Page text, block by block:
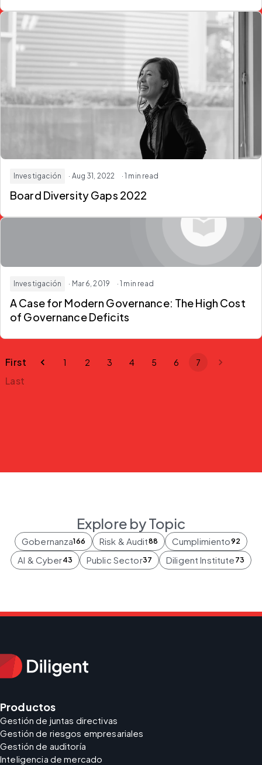
Investigación · Aug 31, 2022 · 1 min read
Board Diversity Gaps 2022
Investigación · Mar 6, 2019 · 1 min read
A Case for Modern Governance: The High Cost
of Governance Deficits
First 1 2 3 4 5 6 7
Last
Explore by Topic
Gobernanza166 Risk & Audit88 Cumplimiento92
AI & Cyber43 Public Sector37 Diligent Institute 73
Productos
Gestión de juntas directivas
Gestión de riesgos empresariales
Gestión de auditoría
Inteligencia de mercado